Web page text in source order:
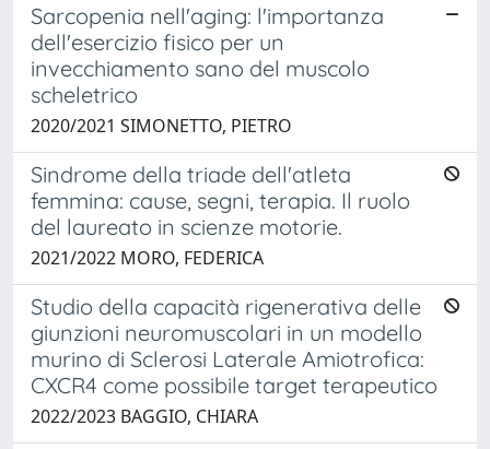
Sarcopenia nell'aging: l'importanza
dell'esercizio fisico per un
invecchiamento sano del muscolo
scheletrico
2020/2021 SIMONETTO, PIETRO
Sindrome della triade dell'atleta
femmina: cause, segni, terapia. Il ruolo
del laureato in scienze motorie.
2021/2022 MORO, FEDERICA
Studio della capacità rigenerativa delle
giunzioni neuromuscolari in un modello
murino di Sclerosi Laterale Amiotrofica:
CXCR4 come possibile target terapeutico
2022/2023 BAGGIO, CHIARA